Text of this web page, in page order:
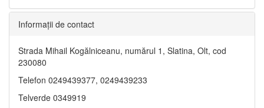
Informaţii de contact
Strada Mihail Kogălniceanu, numărul 1, Slatina, Olt, cod
230080
Telefon 0249439377, 0249439233
Telverde 0349919